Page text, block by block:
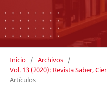
Inicio / Archivos /
Vol. 13 (2020): Revista Saber,
Artículos